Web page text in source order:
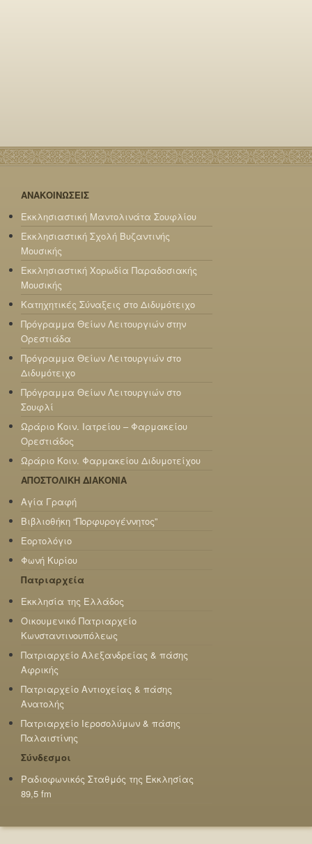
ΑΝΑΚΟΙΝΩΣΕΙΣ
Εκκλησιαστική Μαντολινάτα Σουφλίου
Εκκλησιαστική Σχολή Βυζαντινής
Μουσικής
Εκκλησιαστική Χορωδία Παραδοσιακής
Μουσικής
Κατηχητικές Σύναξεις στο Διδυμότειχο
Πρόγραμμα Θείων Λειτουργιών στην
Ορεστιάδα
Πρόγραμμα Θείων Λειτουργιών στο
Διδυμότειχο
Πρόγραμμα Θείων Λειτουργιών στο
Σουφλί
Ωράριο Κοιν. Ιατρείου – Φαρμακείου
Ορεστιάδος
Ωράριο Κοιν. Φαρμακείου Διδυμοτείχου
ΑΠΟΣΤΟΛΙΚΗ ΔΙΑΚΟΝΙΑ
Αγία Γραφή
Βιβλιοθήκη “Πορφυρογέννητος”
Εορτολόγιο
Φωνή Κυρίου
Πατριαρχεία
Εκκλησία της Ελλάδος
Οικουμενικό Πατριαρχείο
Κωνσταντινουπόλεως
Πατριαρχείο Αλεξανδρείας & πάσης
Αφρικής
Πατριαρχείο Αντιοχείας & πάσης
Ανατολής
Πατριαρχείο Ιεροσολύμων & πάσης
Παλαιστίνης
Σύνδεσμοι
Ραδιοφωνικός Σταθμός της Εκκλησίας
89,5 fm